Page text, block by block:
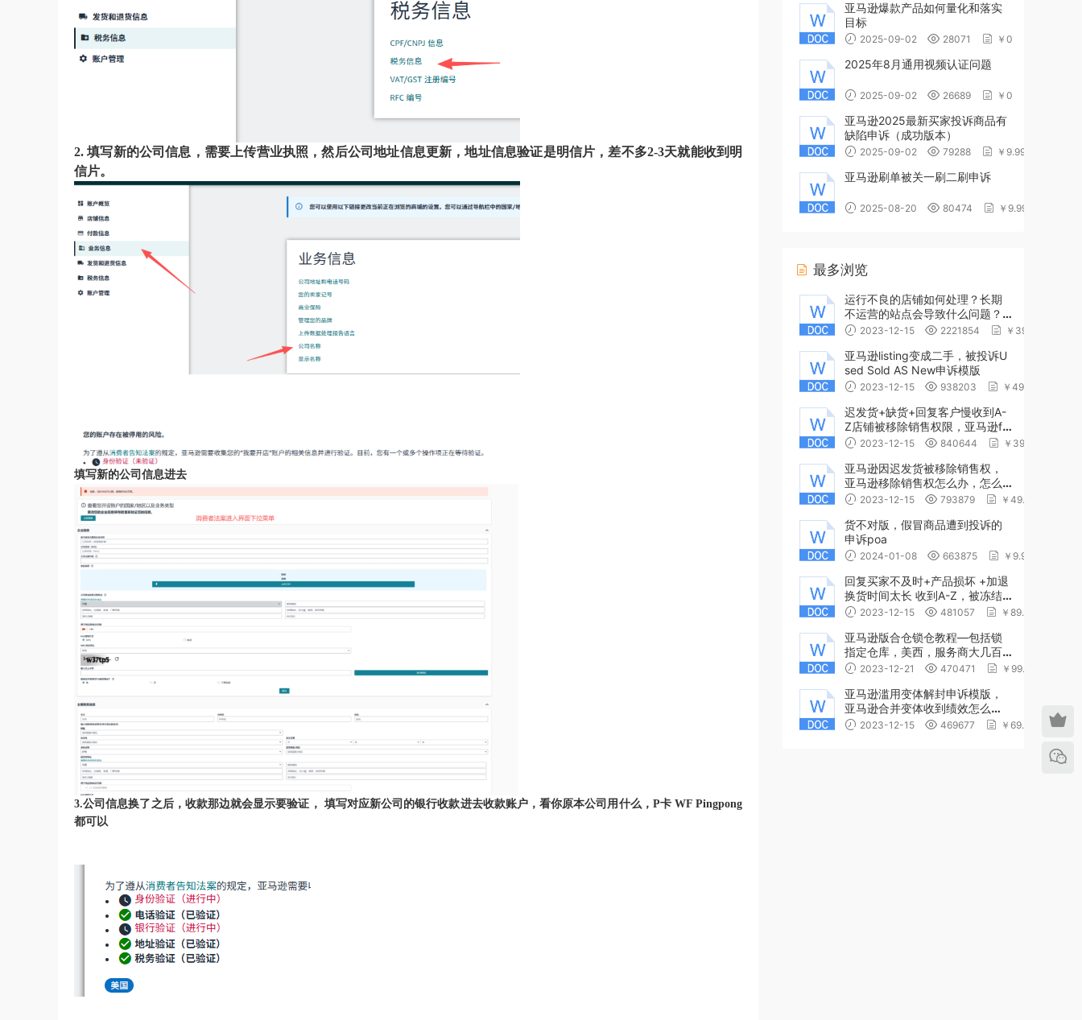
2.填写新的公司信息，需要上传营业执照，然后公司地址信息更新，地址信息验证是明信片 ，差不多2-3天就能收到明
信片。
填写新的公司信息进去
3.公司信息换了之后，收款那边就会显示要验证， 填写对应新公司的银行收款进去收款账户，看你原本公司用什么， P卡 WF Pingpong
都可以
亚马逊爆款产品如何量化和落实
目标
2025-09-02 28071 ￥0
2025年8月通用视频认证问题
2025-09-02 26689 ￥0
亚马逊2025最新买家投诉商品有
缺陷申诉（成功版本）
2025-09-02 79288 ￥9.99
亚马逊刷单被关一刷二刷申诉
2025-08-20 80474 ￥9.99
最多浏览
运行不良的店铺如何处理？长期
不运营的站点会导致什么问题？
亚马逊为什么过一段时间不运营
2023-12-15 2221854 ￥39.9
亚马逊listing变成二手，被投诉U
sed Sold AS New申诉模版
2023-12-15 938203 ￥49.99
迟发货+缺货+回复客户慢收到A-
Z店铺被移除销售权限，亚马逊fb
m不能卖东西，申诉poa
2023-12-15 840644 ￥39.99
亚马逊因迟发货被移除销售权，
亚马逊移除销售权怎么办，怎么
申诉，申诉范文poa
2023-12-15 793879 ￥49.99
货不对版，假冒商品遭到投诉的
申诉poa
2024-01-08 663875 ￥9.99
回复买家不及时+产品损坏 +加退
换货时间太长 收到A-Z，被冻结
账户，亚马逊店铺冻结申诉同样
2023-12-15 481057 ￥89.99
亚马逊版合仓锁仓教程—包括锁
指定仓库，美西，服务商大几百
一次2023-12-21 470471 ￥99.99
亚马逊滥用变体解封申诉模版，
亚马逊合并变体收到绩效怎么
办，滥用变体绩效清除方法模版
2023-12-15 469677 ￥69.9